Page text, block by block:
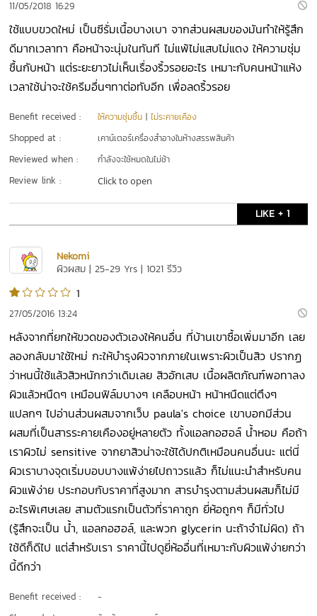
11/05/2018 16:29
ใช้แบบขวดใหม่ เป็นซีรั่มเนื้อบางเบา จากส่วนผสมของมันทำให้รู้สึก
ดีมากเวลาทา คือหน้าจะนุ่มในทันที ไม่แพ้ไม่แสบไม่แดง ให้ความชุ่ม
ชื้นกับหน้า แต่ระยะยาวไม่เห็นเรื่องริ้วรอยอะไร เหมาะกับคนหน้าแห้ง
เวลาใช้น่าจะใช้ครีมอื่นๆทาต่อทับอีก เพื่อลดริ้วรอย
Benefit received : ให้ความชุ่มชื้น |ไม่ระคายเคือง
Shopped at : เคาน์เตอร์เครื่องสำอางในห้างสรรพสินค้า
Reviewed when : กำลังจะใช้หมดในไม่ช้า
Review link : Click to open
LIKE + 1
Nekomi
ผิวผสม | 25-29 Yrs | 1021 รีวิว
1
27/05/2016 13:24
หลังจากที่ยกใหัขวดของตัวเองให้คนอื่น ที่บ้านเขาซื้อเพิ่มมาอีก เลย
ลองกลับมาใช้ใหม่ กะให้บำรุงผิวจากภายในเพราะผิวเป็นสิว ปรากฏ
ว่าหนนี้ใช้แล้วสิวหนักกว่าเดิมเลย สิวอักเสบ เนื้อผลิตภัณฑ์พอทาลง
ผิวแล้วหนืดๆ เหมือนฟิล์มบางๆ เคลือบหน้า หน้าหนืดแต่ตึงๆ
แปลกๆ ไปอ่านส่วนผสมจากเว็บ paula's choice เขาบอกมีส่วน
ผสมที่เป็นสารระคายเคืองอยู่หลายตัว ทั้งแอลกอฮอล์ น้ำหอม คือถ้า
เราผิวไม่ sensitive จากยาสิวน่าจะใช้ได้ปกติเหมือนคนอื่นนะ แต่นี่
ผิวเราบางจุดเริ่มบอบบางแพ้ง่ายไปถาวรแล้ว ก็ไม่แนะนำสำหรับคน
ผิวแพ้ง่าย ประกอบกับราคาที่สูงมาก สารบำรุงตามส่วนผสมก็ไม่มี
อะไรพิเศษเลย สามตัวแรกเป็นตัวที่ราคาถูก ยี่ห้อถูกๆ ก็มีทั่วไป
(รู้สึกจะเป็น น้ำ, แอลกอฮอล์, และพวก glycerin นะถ้าจำไม่ผิด) ถ้า
ใช้ดีก็ดีไป แต่สำหรับเรา ราคานี้ไปดูยี่ห้ออื่นที่เหมาะกับผิวแพ้ง่ายกว่า
นี้ดีกว่า
Benefit received : -